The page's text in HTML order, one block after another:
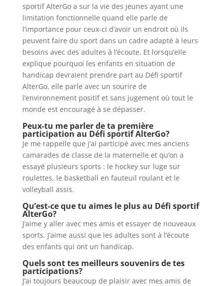
sportif AlterGo a sur la vie des jeunes ayant une
limitation fonctionnelle quand elle parle de
l’importance pour ceux-ci d’avoir un endroit où ils
peuvent faire du sport dans un cadre adapté à leurs
besoins avec des adultes à l’écoute. Et lorsqu’elle
explique pourquoi les enfants en situation de
handicap devraient prendre part au Défi sportif
AlterGo, elle parle avec un sourire de
l’environnement positif et sans jugement où tout le
monde est encouragé à se dépasser.
Peux-tu me parler de ta première
participation au Défi sportif AlterGo?
Je me rappelle que j’ai participé avec mes anciens
camarades de classe de la maternelle et qu’on a
essayé plusieurs sports : le hockey sur luge sur
roulettes, le basketball en fauteuil roulant et le
volleyball assis.
Qu’est-ce que tu aimes le plus au Défi sportif
AlterGo?
J’aime y aller avec mes amis et essayer de nouveaux
sports. J’aime aussi que les adultes sont à l’écoute
des enfants qui ont un handicap.
Quels sont tes meilleurs souvenirs de tes
participations?
J’ai toujours beaucoup de plaisir avec mes amis de